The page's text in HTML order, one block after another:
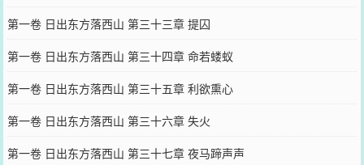
第一卷 日出东方落西山 第三十三章 提囚
第一卷 日出东方落西山 第三十四章 命若蝼蚁
第一卷 日出东方落西山 第三十五章 利欲熏心
第一卷 日出东方落西山 第三十六章 失火
第一卷 日出东方落西山 第三十七章 夜马蹄声声